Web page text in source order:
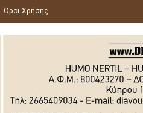
Όροι Χρήσης